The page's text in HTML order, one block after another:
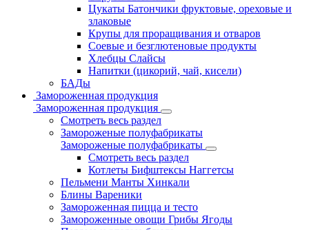
Цукаты Батончики фруктовые, ореховые и
злаковые
Крупы для проращивания и отваров
Соевые и безглютеновые продукты
Хлебцы Слайсы
Напитки (цикорий, чай, кисели)
БАДы
Замороженная продукция
Замороженная продукция
Смотреть весь раздел
Замороженые полуфабрикаты
Замороженые полуфабрикаты
Смотреть весь раздел
Котлеты Бифштексы Наггетсы
Пельмени Манты Хинкали
Блины Вареники
Замороженная пицца и тесто
Замороженные овощи Грибы Ягоды